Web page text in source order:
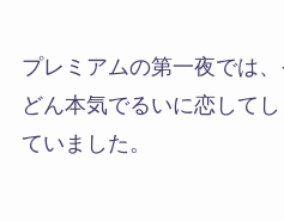
プレミアムの第一夜では、
どん本気でるいに恋して
ていました。